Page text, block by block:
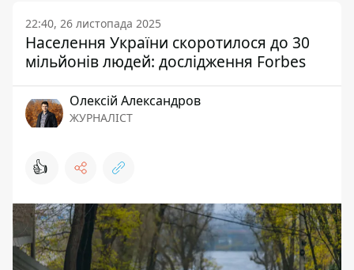
22:40, 26 листопада 2025
Населення України скоротилося до 30
мільйонів людей: дослідження Forbes
Олексій Александров
ЖУРНАЛІСТ
👍